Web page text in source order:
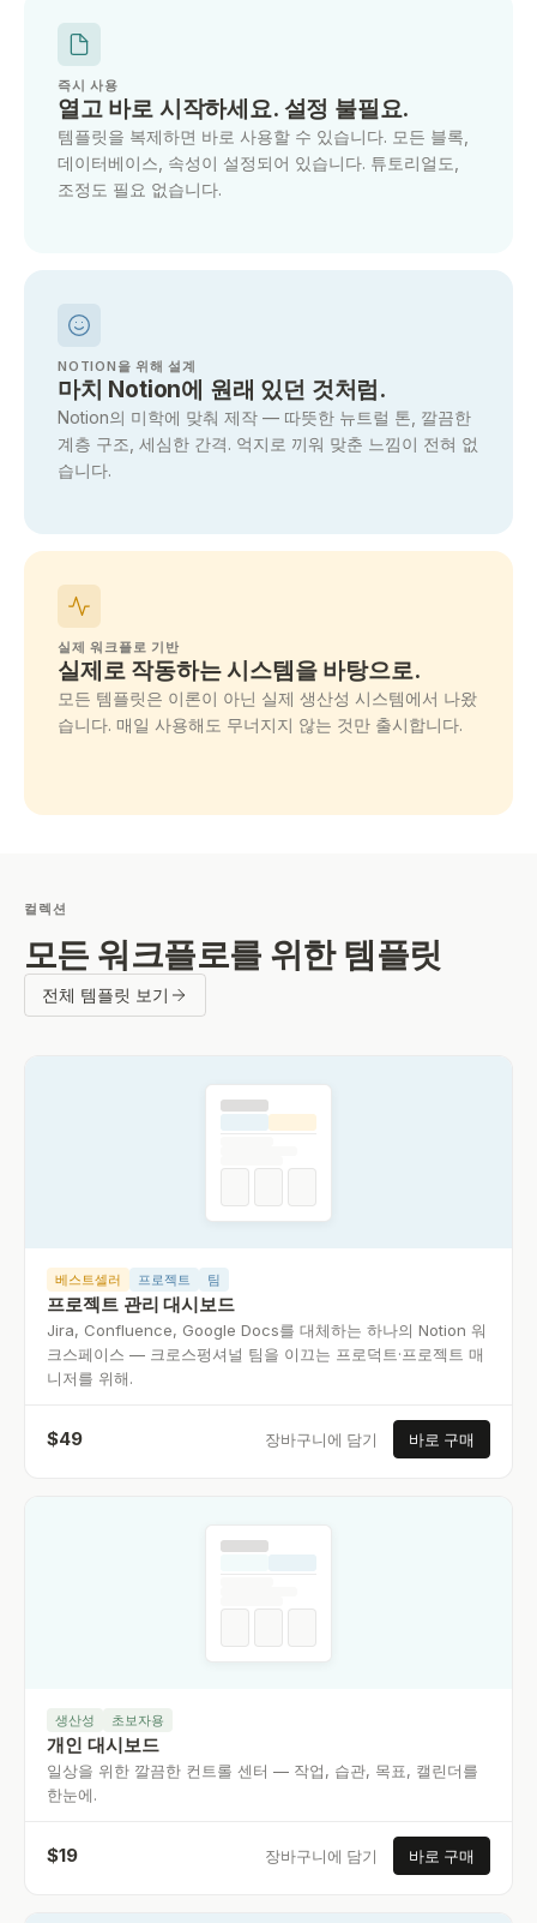
즉시 사용
열고 바로 시작하세요. 설정 불필요.
템플릿을 복제하면 바로 사용할 수 있습니다. 모든 블록,
데이터베이스, 속성이 설정되어 있습니다. 튜토리얼도,
조정도 필요 없습니다.
NOTION을 위해 설계
마치 Notion에 원래 있던 것처럼.
Notion의 미학에 맞춰 제작 — 따뜻한 뉴트럴 톤, 깔끔한
계층 구조, 세심한 간격. 억지로 끼워 맞춘 느낌이 전혀 없
습니다.
실제 워크플로 기반
실제로 작동하는 시스템을 바탕으로.
모든 템플릿은 이론이 아닌 실제 생산성 시스템에서 나왔
습니다. 매일 사용해도 무너지지 않는 것만 출시합니다.
컬렉션
모든 워크플로를 위한 템플릿
전체 템플릿 보기
베스트셀러 프로젝트 팀
프로젝트 관리 대시보드
Jira, Confluence, Google Docs를 대체하는 하나의 Notion 워
크스페이스 — 크로스펑셔널 팀을 이끄는 프로덕트·프로젝트 매
니저를 위해.
$49 장바구니에 담기 바로 구매
생산성 초보자용
개인 대시보드
일상을 위한 깔끔한 컨트롤 센터 — 작업, 습관, 목표, 캘린더를
한눈에.
$19 장바구니에 담기 바로 구매